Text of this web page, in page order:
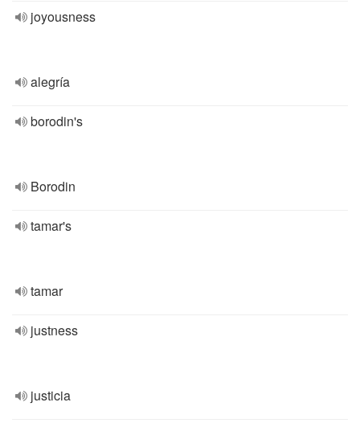
joyousness
alegría
borodin's
Borodin
tamar's
tamar
justness
justicia